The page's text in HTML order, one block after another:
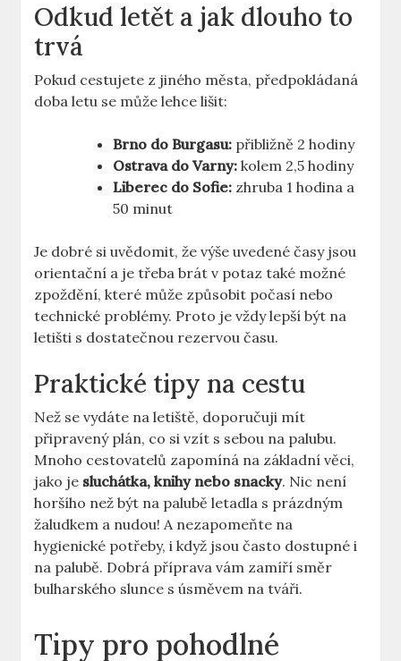
Odkud letět a jak dlouho to
trvá
Pokud cestujete z jiného města, předpokládaná
doba letu se může lehce lišit:
Brno do Burgasu: přibližně 2 hodiny
Ostrava do Varny: kolem 2,5 hodiny
Liberec do Sofie: zhruba 1 hodina a
50 minut
Je dobré si uvědomit, že výše uvedené časy jsou
orientační a je třeba brát v potaz také možné
zpoždění, které může způsobit počasí nebo
technické problémy. Proto je vždy lepší být na
letišti s dostatečnou rezervou času.
Praktické tipy na cestu
Než se vydáte na letiště, doporučuji mít
připravený plán, co si vzít s sebou na palubu.
Mnoho cestovatelů zapomíná na základní věci,
jako je sluchátka, knihy nebo snacky. Nic není
horšího než být na palubě letadla s prázdným
žaludkem a nudou! A nezapomeňte na
hygienické potřeby, i když jsou často dostupné i
na palubě. Dobrá příprava vám zamíří směr
bulharského slunce s úsměvem na tváři.
Tipy pro pohodlné